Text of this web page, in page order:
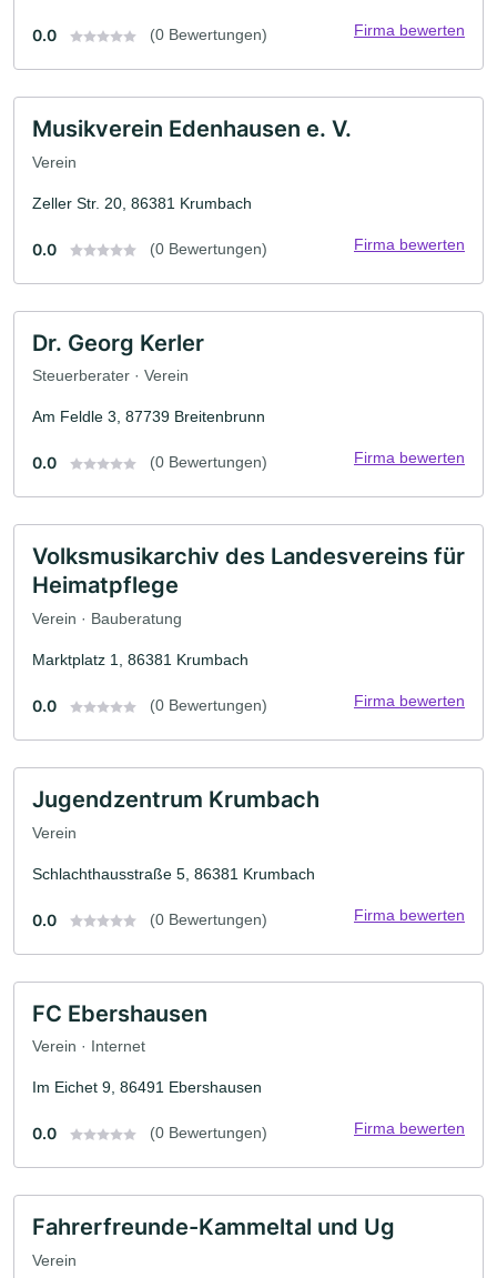
0.0 (0 Bewertungen) Firma bewerten
Musikverein Edenhausen e. V.
Verein
Zeller Str. 20, 86381 Krumbach
0.0 (0 Bewertungen) Firma bewerten
Dr. Georg Kerler
Steuerberater · Verein
Am Feldle 3, 87739 Breitenbrunn
0.0 (0 Bewertungen) Firma bewerten
Volksmusikarchiv des Landesvereins für
Heimatpflege
Verein · Bauberatung
Marktplatz 1, 86381 Krumbach
0.0 (0 Bewertungen) Firma bewerten
Jugendzentrum Krumbach
Verein
Schlachthausstraße 5, 86381 Krumbach
0.0 (0 Bewertungen) Firma bewerten
FC Ebershausen
Verein · Internet
Im Eichet 9, 86491 Ebershausen
0.0 (0 Bewertungen) Firma bewerten
Fahrerfreunde-Kammeltal und Ug
Verein